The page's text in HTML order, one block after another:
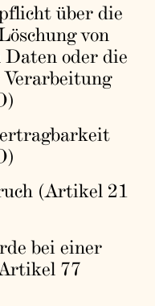
über die
von
Daten oder die
(Artikel 21
bei einer
77